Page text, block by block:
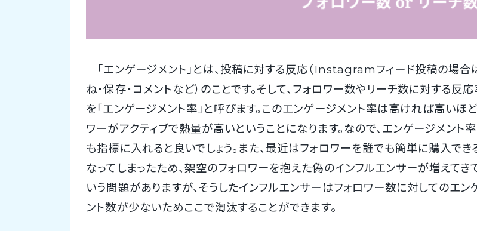
「エンゲージメント」とは、投稿に対する反応（Instagramフィード投稿の場合
ね・保存・コメントなど）のことです。そして、フォロワー数やリーチ数に対する反
を「エンゲージメント率」と呼びます。このエンゲージメント率は高ければ高いほど
ワーがアクティブで熱量が高いということになります。なので、エンゲージメント
も指標に入れると良いでしょう。また、最近はフォロワーを誰でも簡単に購入でき
なってしまったため、架空のフォロワーを抱えた偽のインフルエンサーが増えてき
いう問題がありますが、そうしたインフルエンサーはフォロワー数に対してのエン
ント数が少ないためここで淘汰することができます。